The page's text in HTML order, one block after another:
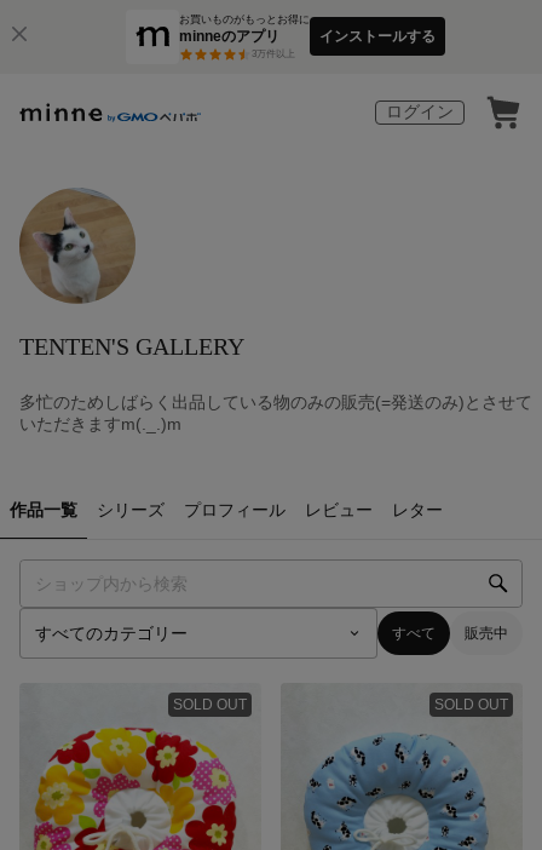
お買いものがもっとお得に
minneのアプリ
3万件以上
インストールする
ログイン
TENTEN'S GALLERY
多忙のためしばらく出品している物のみの販売(=発送のみ)とさせて
いただきますm(._.)m
作品一覧 シリーズ プロフィール レビュー レター
すべて 販売中
SOLD OUT SOLD OUT